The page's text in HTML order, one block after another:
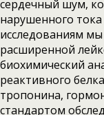
сердечный шум,
нарушенного
исследованиям
расширенной
биохимический
реактивного
тропонина,
стандартом